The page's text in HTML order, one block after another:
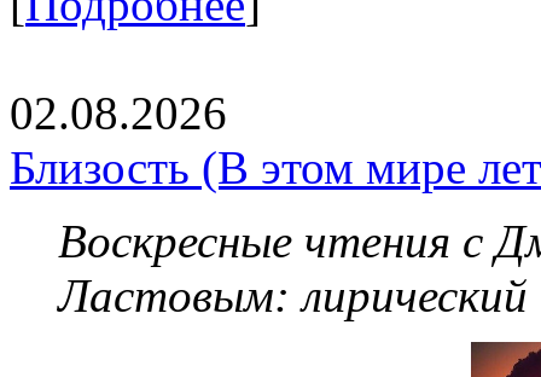
02.08.2026
Близость (В этом мире
Воскресные чтения с
Ластовым: